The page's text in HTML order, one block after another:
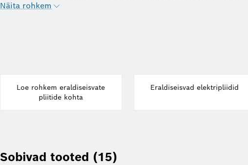
Näita rohkem
Loe rohkem eraldiseisvate
pliitide kohta
Eraldiseisvad elektripliidid
Sobivad tooted (15)